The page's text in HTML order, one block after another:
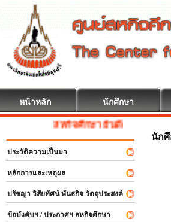
หน้าหลัก นักศึกษา
สหกิจศึกษา ยินดีต้อนรับ
ประวัติความเป็นมา
หลักการและเหตุผล
ปรัชญา วิสัยทัศน์ พันธกิจ วัตถุประสงค์
ข้อบังคับฯ / ประกาศฯ สหกิจศึกษา
นัก